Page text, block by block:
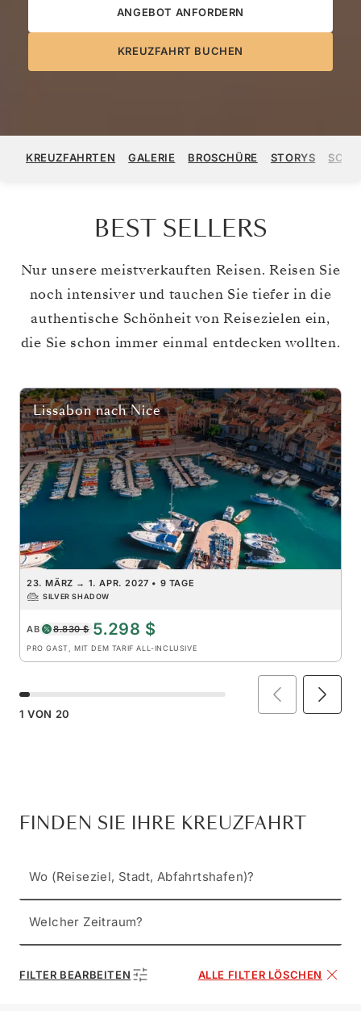
ANGEBOT ANFORDERN
KREUZFAHRT BUCHEN
KREUZFAHRTEN GALERIE BROSCHÜRE STORYS
BEST SELLERS
Nur unsere meistverkauften Reisen. Reisen Sie
noch intensiver und tauchen Sie tiefer in die
authentische Schönheit von Reisezielen ein,
die Sie schon immer einmal entdecken wollten.
Lissabon nach Nice
23. MÄRZ → 1. APR. 2027 • 9 TAGE
SILVER SHADOW
AB 8.830 $ 5.298 $
PRO GAST, MIT DEM TARIF ALL-INCLUSIVE
1 VON 20
FINDEN SIE IHRE KREUZFAHRT
Wo (Reiseziel, Stadt, Abfahrtshafen)?
Welcher Zeitraum?
FILTER BEARBEITEN ALLE FILTER LÖSCHEN